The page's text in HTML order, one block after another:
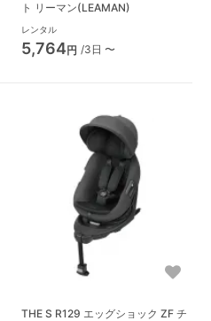
ト リーマン(LEAMAN)
レンタル
5,764円 /3日 〜
THE S R129 エッグショック ZF チ